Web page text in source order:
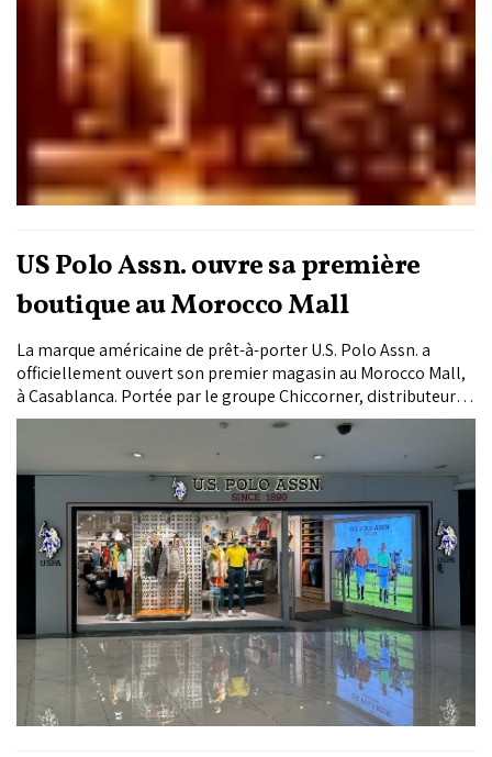
US Polo Assn. ouvre sa première
boutique au Morocco Mall
La marque américaine de prêt-à-porter U.S. Polo Assn. a
officiellement ouvert son premier magasin au Morocco Mall,
à Casablanca. Portée par le groupe Chiccorner, distributeur
exclusif au Maroc, cette arrivée marque le début d’un nouveau
déploiement stratégique sur le marché marocain.